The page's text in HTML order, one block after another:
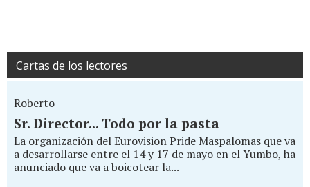
Cartas de los lectores
Roberto
Sr. Director... Todo por la pasta
La organización del Eurovision Pride Maspalomas que va
a desarrollarse entre el 14 y 17 de mayo en el Yumbo, ha
anunciado que va a boicotear la...